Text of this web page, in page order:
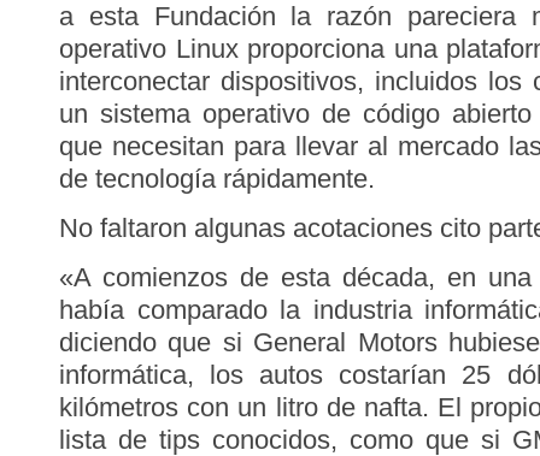
a esta Fundación la razón pareciera
operativo Linux proporciona una
interconectar dispositivos, incluidos los
un sistema operativo de código
que necesitan para llevar al mercado
de tecnología rápidamente.
No faltaron algunas acotaciones cito
«A comienzos de esta década, en
había comparado la industria
diciendo que si General Motors
informática, los autos costarían 25
kilómetros con un litro de nafta. El
lista de tips conocidos, como que si